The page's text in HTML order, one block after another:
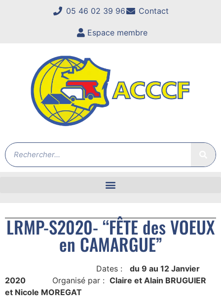
05 46 02 39 96 Contact
Espace membre
LRMP-S2020- “FÊTE des VOEUX
en CAMARGUE”
Dates : du 9 au 12 Janvier
2020
Organisé par : Claire et Alain BRUGUIER
et Nicole MOREGAT